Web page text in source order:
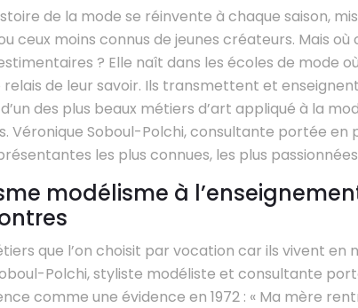
de la mode se réinvente à chaque saison,
ceux moins connus de jeunes créateurs. Mais
? Elle naît dans les écoles de mode
relais de leur savoir. Ils transmettent et
des plus beaux métiers d’art appliqué à la
Véronique Soboul-Polchi, consultante portée en
les plus connues, les plus
modélisme à
que l’on choisit par vocation car ils vivent en
Polchi, styliste modéliste et consultante
comme une évidence en 1972 : « Ma mère